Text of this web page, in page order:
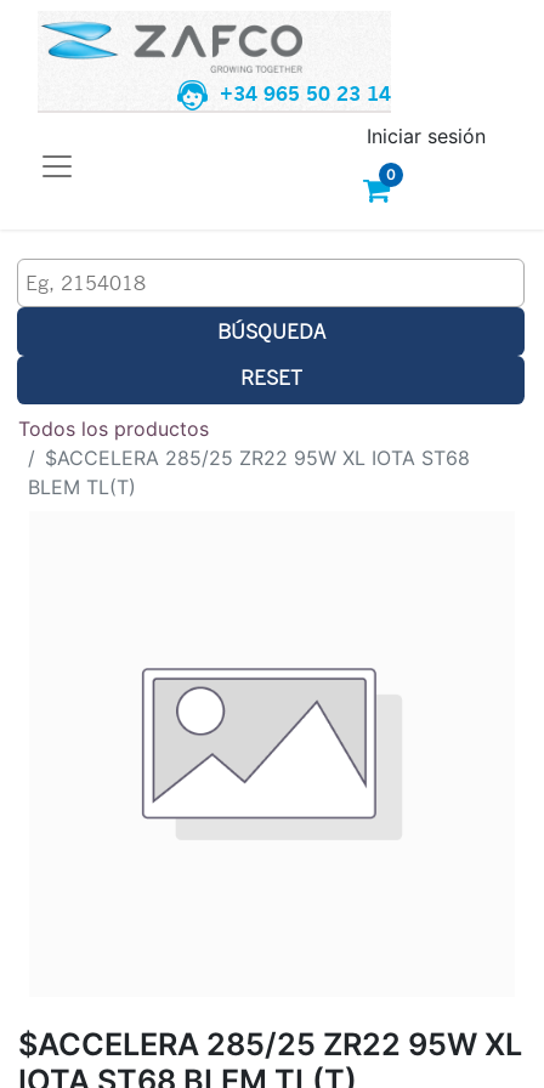
+34 965 50 23 14
0
Iniciar sesión
BÚSQUEDA
RESET
Todos los productos
$ACCELERA 285/25 ZR22 95W XL IOTA ST68
BLEM TL(T)
$ACCELERA 285/25 ZR22 95W XL
IOTA ST68 BLEM TL(T)